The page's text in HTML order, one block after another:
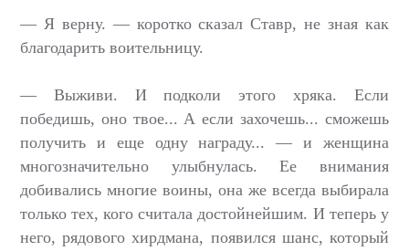
— Я верну. — коротко сказал Ставр, не зная как
благодарить воительницу.
— Выживи. И подколи этого хряка. Если
победишь, оно твое... А если захочешь... сможешь
получить и еще одну награду... — и женщина
многозначительно улыбнулась. Ее внимания
добивались многие воины, она же всегда выбирала
только тех, кого считала достойнейшим. И теперь у
него, рядового хирдмана, появился шанс, который